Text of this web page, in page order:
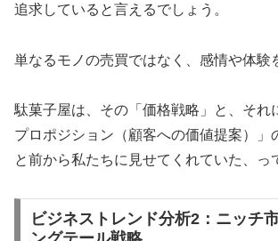
追求していると言えるでしょう。
単なるモノの売買ではなく、感情や体験
駄菓子屋は、その「価格戦略」と、それ
プロポジション（顧客への価値提案）」
と前から私たちに見せてくれていた、っ
ビジネストレンド分析2：ニッチ